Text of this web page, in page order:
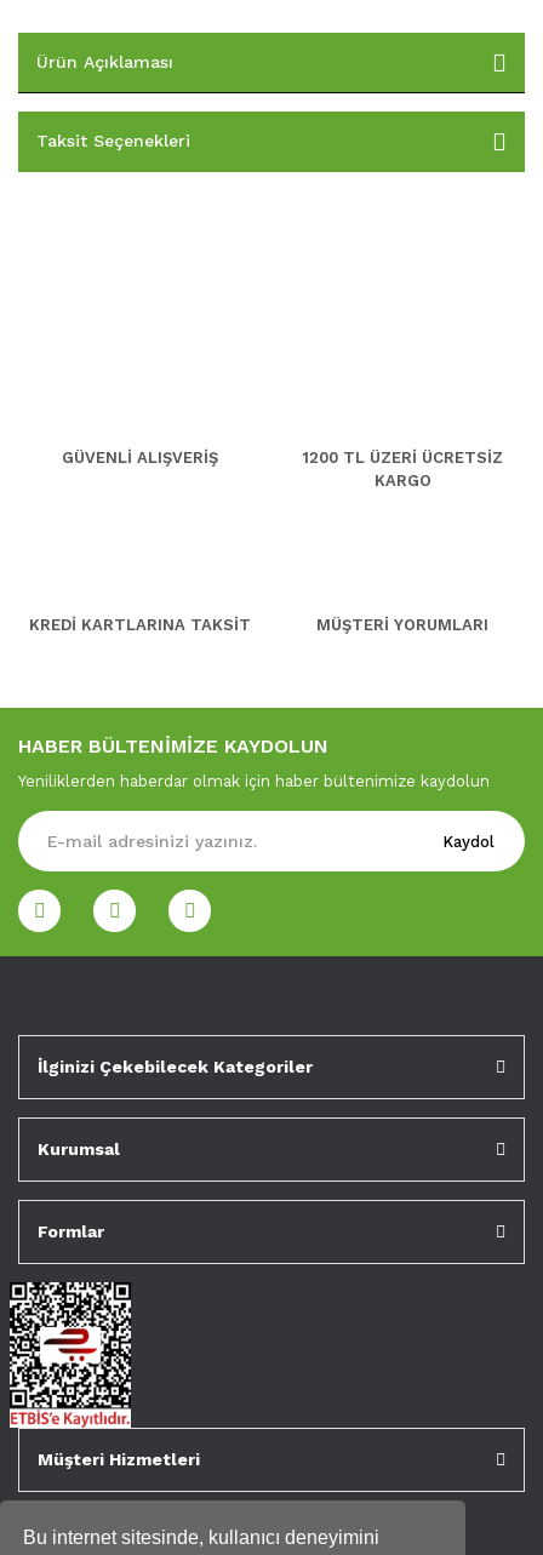
Bu internet sitesinde, kullanıcı deneyimini
Ürün Açıklaması
Taksit Seçenekleri
GÜVENLİ ALIŞVERİŞ
1200 TL ÜZERİ ÜCRETSİZ
KARGO
KREDİ KARTLARINA TAKSİT MÜŞTERİ YORUMLARI
HABER BÜLTENİMİZE KAYDOLUN
Yeniliklerden haberdar olmak için haber bültenimize kaydolun
Kaydol
İlginizi Çekebilecek Kategoriler
Kurumsal
Formlar
Müşteri Hizmetleri